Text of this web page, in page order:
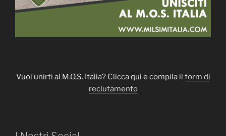
Vuoi unirti al M.O,S. Italia? Clicca qui e compila il form di
reclutamento